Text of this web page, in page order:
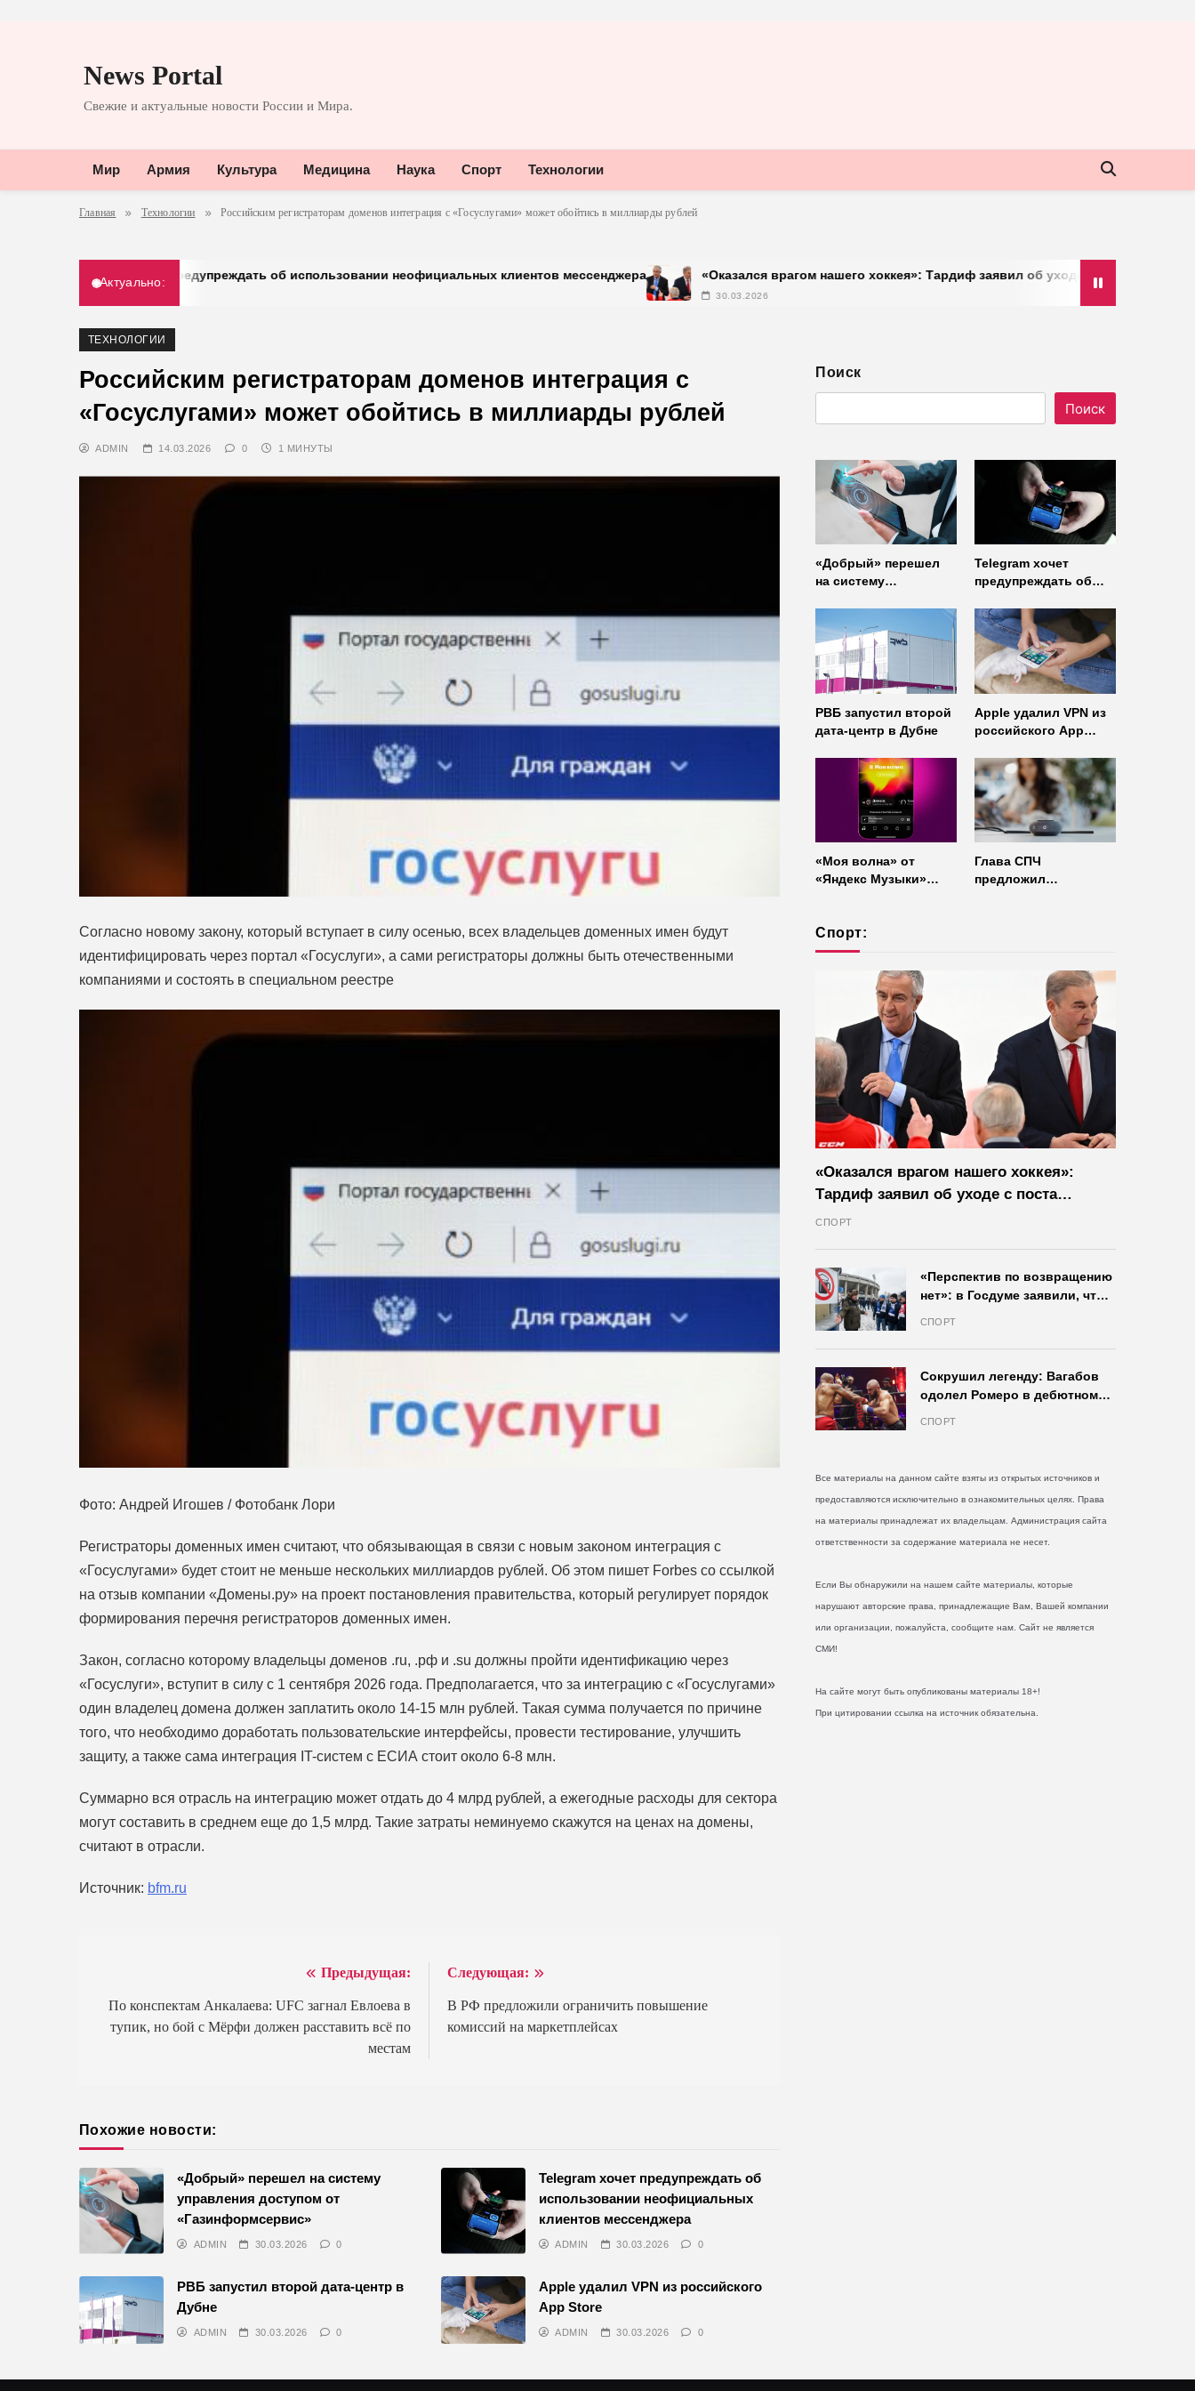
News Portal
Свежие и актуальные новости России и Мира.
Мир Армия Культура Медицина Наука Спорт Технологии
Главная Технологии Российским регистраторам доменов интеграция с «Госуслугами» может обойтись в миллиарды рублей
Актуально:
хочет предупреждать об использовании неофициальных клиентов мессенджера «Оказался врагом нашего хоккея»: Тардиф заявил об уходе с поста президента IIHF в
30.03.2026
ТЕХНОЛОГИИ
Российским регистраторам доменов интеграция с
«Госуслугами» может обойтись в миллиарды рублей
ADMIN 14.03.2026 0 1 МИНУТЫ
Согласно новому закону, который вступает в силу осенью, всех владельцев доменных имен будут
идентифицировать через портал «Госуслуги», а сами регистраторы должны быть отечественными
компаниями и состоять в специальном реестре
Фото: Андрей Игошев / Фотобанк Лори
Регистраторы доменных имен считают, что обязывающая в связи с новым законом интеграция с
«Госуслугами» будет стоит не меньше нескольких миллиардов рублей. Об этом пишет Forbes со ссылкой
на отзыв компании «Домены.ру» на проект постановления правительства, который регулирует порядок
формирования перечня регистраторов доменных имен.
Закон, согласно которому владельцы доменов .ru, .рф и .su должны пройти идентификацию через
«Госуслуги», вступит в силу с 1 сентября 2026 года. Предполагается, что за интеграцию с «Госуслугами»
один владелец домена должен заплатить около 14-15 млн рублей. Такая сумма получается по причине
того, что необходимо доработать пользовательские интерфейсы, провести тестирование, улучшить
защиту, а также сама интеграция IT-систем с ЕСИА стоит около 6-8 млн.
Суммарно вся отрасль на интеграцию может отдать до 4 млрд рублей, а ежегодные расходы для сектора
могут составить в среднем еще до 1,5 млрд. Такие затраты неминуемо скажутся на ценах на домены,
считают в отрасли.
Источник: bfm.ru
по
записям
Предыдущая:
По конспектам Анкалаева: UFC загнал Евлоева в
тупик, но бой с Мёрфи должен расставить всё по
местам
Следующая:
В РФ предложили ограничить повышение
комиссий на маркетплейсах
Похожие новости:
«Добрый» перешел на систему
управления доступом от
«Газинформсервис»
ADMIN 30.03.2026 0
Telegram хочет предупреждать об
использовании неофициальных
клиентов мессенджера
ADMIN 30.03.2026 0
РВБ запустил второй дата-центр в
Дубне
ADMIN 30.03.2026 0
Apple удалил VPN из российского
App Store
ADMIN 30.03.2026 0
Поиск
Поиск
«Добрый» перешел
на систему
«Газинформсервис»
Telegram хочет
предупреждать об
неофициальных
клиентов
мессенджера
РВБ запустил второй
дата-центр в Дубне
Apple удалил VPN из
российского App
«Моя волна» от
«Яндекс Музыки»
Глава СПЧ
предложил
Спорт:
«Оказался врагом нашего хоккея»:
Тардиф заявил об уходе с поста
президента IIHF в октябре
СПОРТ
«Перспектив по возвращению
нет»: в Госдуме заявили, что
СПОРТ
Сокрушил легенду: Вагабов
одолел Ромеро в дебютном
СПОРТ
Все материалы на данном сайте взяты из открытых источников и
предоставляются исключительно в ознакомительных целях. Права
на материалы принадлежат их владельцам. Администрация сайта
ответственности за содержание материала не несет.
Если Вы обнаружили на нашем сайте материалы, которые
нарушают авторские права, принадлежащие Вам, Вашей компании
или организации, пожалуйста, сообщите нам. Сайт не является
СМИ!
На сайте могут быть опубликованы материалы 18+!
При цитировании ссылка на источник обязательна.